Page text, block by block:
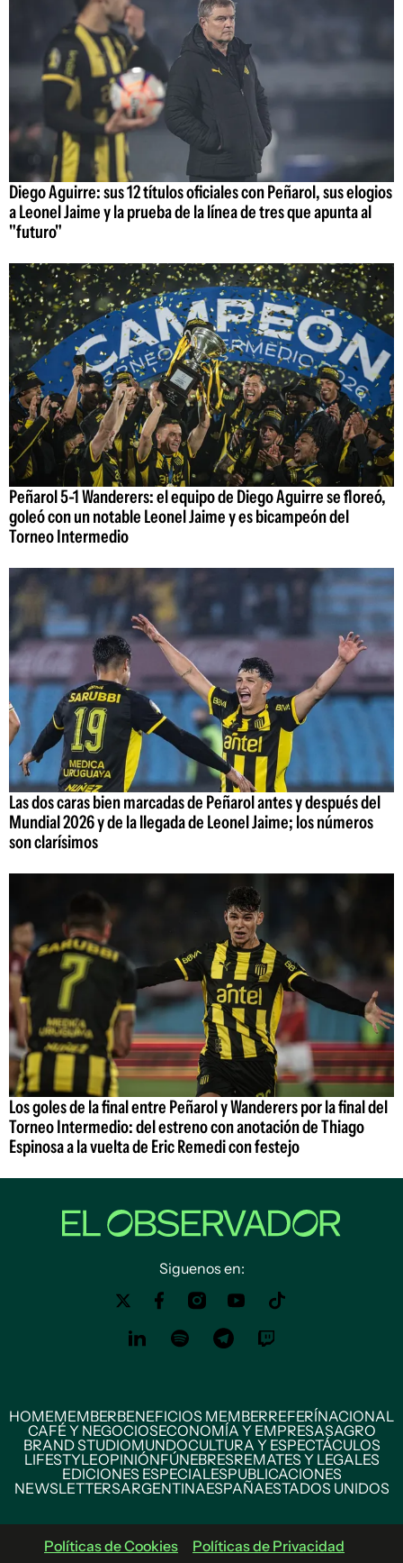
Diego Aguirre: sus 12 títulos oficiales con Peñarol, sus elogios
a Leonel Jaime y la prueba de la línea de tres que apunta al
"futuro"
Peñarol 5-1 Wanderers: el equipo de Diego Aguirre se floreó,
goleó con un notable Leonel Jaime y es bicampeón del
Torneo Intermedio
Las dos caras bien marcadas de Peñarol antes y después del
Mundial 2026 y de la llegada de Leonel Jaime; los números
son clarísimos
Los goles de la final entre Peñarol y Wanderers por la final del
Torneo Intermedio: del estreno con anotación de Thiago
Espinosa a la vuelta de Eric Remedi con festejo
Siguenos en:
HOMEMEMBERBENEFICIOS MEMBERREFERÍNACIONAL
CAFÉ Y NEGOCIOSECONOMÍA Y EMPRESASAGRO
BRAND STUDIOMUNDOCULTURA Y ESPECTÁCULOS
LIFESTYLEOPINIÓNFÚNEBRESREMATES Y LEGALES
EDICIONES ESPECIALESPUBLICACIONES
NEWSLETTERSARGENTINAESPAÑAESTADOS UNIDOS
Políticas de Cookies Políticas de Privacidad